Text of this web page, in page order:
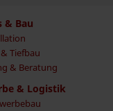
& Bau
Tiefbau
& Beratung
& Logistik